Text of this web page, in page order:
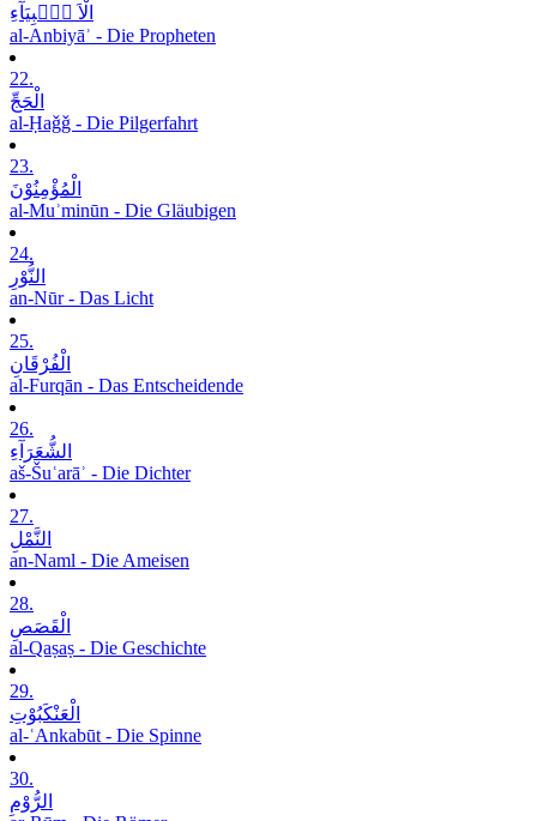
الْاَ نۡۢبِیَآءِ
al-Anbiyāʾ - Die Propheten
22.
الْحَجِّ
al-Ḥaǧǧ - Die Pilgerfahrt
23.
الْمُؤْمِنُوْنَ
al-Muʾminūn - Die Gläubigen
24.
النُّوْرِ
an-Nūr - Das Licht
25.
الْفُرْقَانِ
al-Furqān - Das Entscheidende
26.
الشُّعَرَآءِ
aš-Šuʿarāʾ - Die Dichter
27.
النَّمْلِ
an-Naml - Die Ameisen
28.
الْقَصَصِ
al-Qaṣaṣ - Die Geschichte
29.
الْعَنْکَبُوْتِ
al-ʿAnkabūt - Die Spinne
30.
الرُّوْمِ